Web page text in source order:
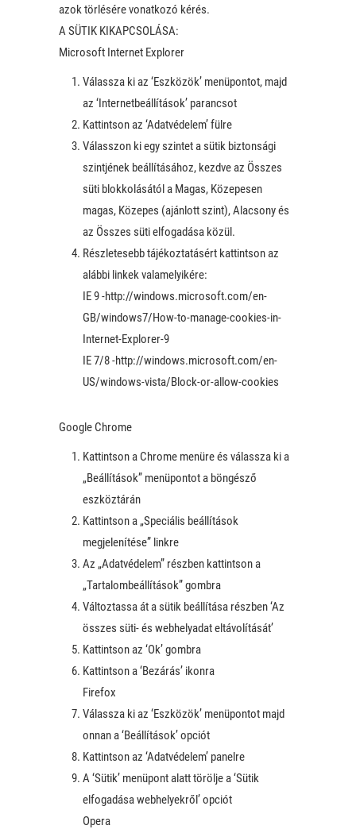
azok törlésére vonatkozó kérés.
A SÜTIK KIKAPCSOLÁSA:
Microsoft Internet Explorer
Válassza ki az ‘Eszközök’ menüpontot, majd
az ‘Internetbeállítások’ parancsot
Kattintson az ‘Adatvédelem’ fülre
Válasszon ki egy szintet a sütik biztonsági
szintjének beállításához, kezdve az Összes
süti blokkolásától a Magas, Közepesen
magas, Közepes (ajánlott szint), Alacsony és
az Összes süti elfogadása közül.
Részletesebb tájékoztatásért kattintson az
alábbi linkek valamelyikére:
IE 9 -http://windows.microsoft.com/en-
GB/windows7/How-to-manage-cookies-in-
Internet-Explorer-9
IE 7/8 -http://windows.microsoft.com/en-
US/windows-vista/Block-or-allow-cookies
Google Chrome
Kattintson a Chrome menüre és válassza ki a
„Beállítások” menüpontot a böngésző
eszköztárán
Kattintson a „Speciális beállítások
megjelenítése” linkre
Az „Adatvédelem” részben kattintson a
„Tartalombeállítások” gombra
Változtassa át a sütik beállítása részben ‘Az
összes süti- és webhelyadat eltávolítását’
Kattintson az ‘Ok’ gombra
Kattintson a ‘Bezárás’ ikonra
Firefox
Válassza ki az ‘Eszközök’ menüpontot majd
onnan a ‘Beállítások’ opciót
Kattintson az ‘Adatvédelem’ panelre
A ‘Sütik’ menüpont alatt törölje a ‘Sütik
elfogadása webhelyekről’ opciót
Opera